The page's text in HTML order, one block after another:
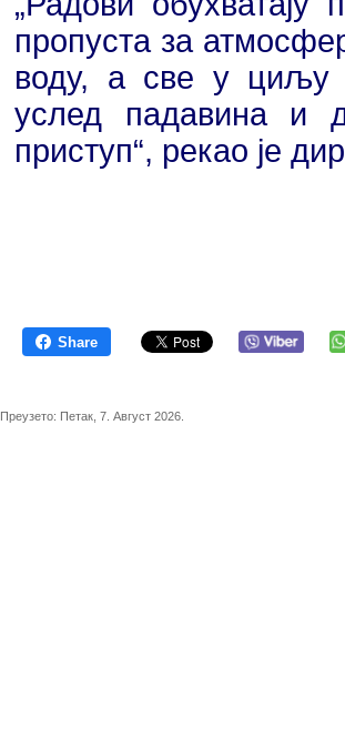
пропуста за
воду, а све у циљу
услед падавина и
приступ“, рекао је
Share
Преузето: Петак, 7. Август 2026.